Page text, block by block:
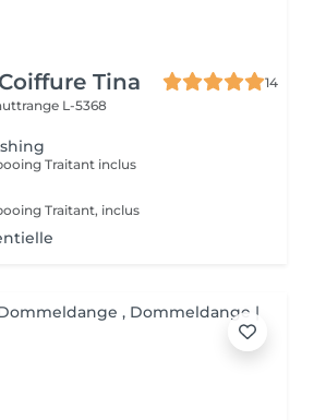
Tina
14
L-5368
Traitant inclus
Traitant, inclus